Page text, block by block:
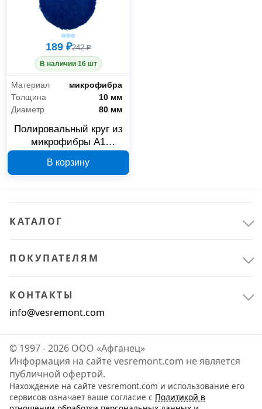
189 ₽242 ₽
В наличии 16 шт
Материал
микрофибра
Толщина
10 мм
Диаметр
80 мм
Полировальный круг из
микрофибры A1
MFP80
В корзину
КАТАЛОГ
ПОКУПАТЕЛЯМ
КОНТАКТЫ
info@vesremont.com
© 1997 - 2026 ООО «Афганец»
Информация на сайте vesremont.com не является
публичной офертой.
Нахождение на сайте vesremont.com и использование его
сервисов означает ваше согласие с Политикой в